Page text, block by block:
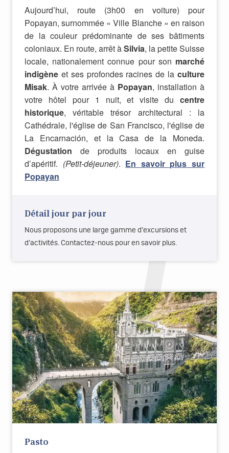
Aujourd’hui, route (3h00 en voiture) pour
Popayan, surnommée « Ville Blanche » en raison
de la couleur prédominante de ses bâtiments
coloniaux. En route, arrêt àSilvia, la petite Suisse
locale, nationalement connue pour son marché
indigène et ses profondes racines de la culture
Misak. À votre arrivée à Popayan, installation à
votre hôtel pour 1 nuit, et visite du centre
historique, véritable trésor architectural : la
Cathédrale, l'église de San Francisco, l'église de
La Encarnación, et la Casa de la Moneda.
Dégustation de produits locaux en guise
d’apéritif. (Petit-déjeuner). En savoir plus sur
Popayan
Détail jour par jour
Nous proposons une large gamme d’excursions et
d’activités. Contactez-nous pour en savoir plus.
Pasto